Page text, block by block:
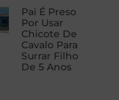
Pai É Preso
Por Usar
Chicote De
Cavalo Para
Surrar Filho
De 5 Anos